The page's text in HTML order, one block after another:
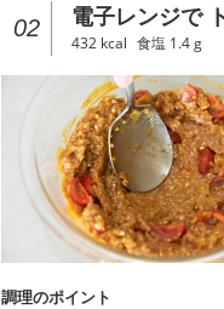
02 電子レンジで
432 kcal 食塩 1.4g
調理のポイント